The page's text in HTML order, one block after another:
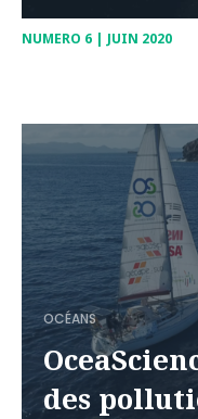
NUMERO 6 | JUIN 2020
OCÉANS
des